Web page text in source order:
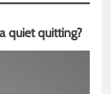
quiet quitting?